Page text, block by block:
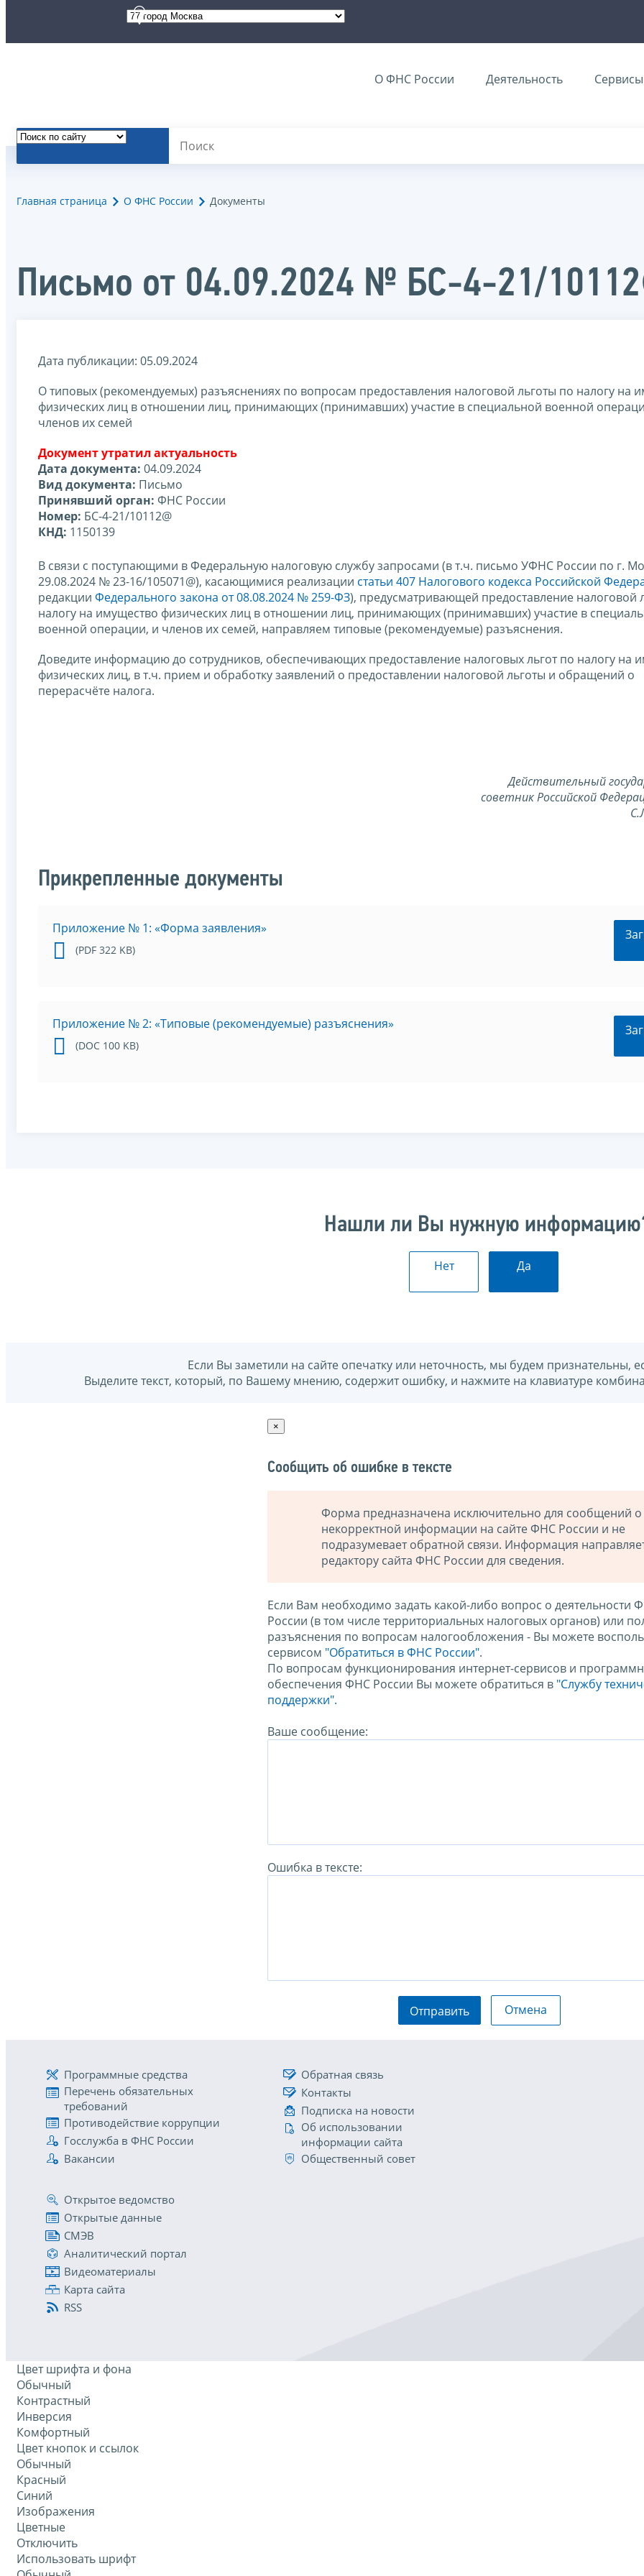
О ФНС России Деятельность Сервисы
Главная страница О ФНС России Документы
Письмо от 04.09.2024 № БС-4-21/
Дата публикации: 05.09.2024
О типовых (рекомендуемых) разъяснениях по вопросам предоставления налоговой льготы по налогу на
физических лиц в отношении лиц, принимающих (принимавших) участие в специальной военной
членов их семей
Документ утратил актуальность
Дата документа: 04.09.2024
Вид документа: Письмо
Принявший орган: ФНС России
Номер: БС-4-21/10112@
КНД: 1150139
В связи с поступающими в Федеральную налоговую службу запросами (в т.ч. письмо УФНС России по г.
29.08.2024 № 23-16/105071@), касающимися реализации статьи 407 Налогового кодекса Российской
редакции Федерального закона от 08.08.2024 № 259-ФЗ), предусматривающей предоставление налоговой
налогу на имущество физических лиц в отношении лиц, принимающих (принимавших) участие в
военной операции, и членов их семей, направляем типовые (рекомендуемые) разъяснения.
Доведите информацию до сотрудников, обеспечивающих предоставление налоговых льгот по налогу на
физических лиц, в т.ч. прием и обработку заявлений о предоставлении налоговой льготы и обращений о
перерасчёте налога.
Действительный
советник Российской
Прикрепленные документы
Приложение № 1: «Форма заявления»
(PDF 322 KB)
Приложение № 2: «Типовые (рекомендуемые) разъяснения»
(DOC 100 KB)
Нашли ли Вы нужную
Нет Да
Если Вы заметили на сайте опечатку или неточность, мы будем признательны,
Выделите текст, который, по Вашему мнению, содержит ошибку, и нажмите на клавиатуре
×
Сообщить об ошибке в тексте
Форма предназначена исключительно для сообщений о
некорректной информации на сайте ФНС России и не
подразумевает обратной связи. Информация
редактору сайта ФНС России для сведения.
Если Вам необходимо задать какой-либо вопрос о деятельности
России (в том числе территориальных налоговых органов) или
разъяснения по вопросам налогообложения - Вы можете
сервисом "Обратиться в ФНС России".
По вопросам функционирования интернет-сервисов и
обеспечения ФНС России Вы можете обратиться в "Службу
поддержки".
Ваше сообщение:
Ошибка в тексте:
Отправить Отмена
Программные средства
Перечень обязательных
требований
Противодействие коррупции
Госслужба в ФНС России
Вакансии
Обратная связь
Контакты
Подписка на новости
Об использовании
информации сайта
Общественный совет
Открытое ведомство
Открытые данные
СМЭВ
Аналитический портал
Видеоматериалы
Карта сайта
RSS
Цвет шрифта и фона
Обычный
Контрастный
Инверсия
Комфортный
Цвет кнопок и ссылок
Обычный
Красный
Синий
Изображения
Цветные
Отключить
Использовать шрифт